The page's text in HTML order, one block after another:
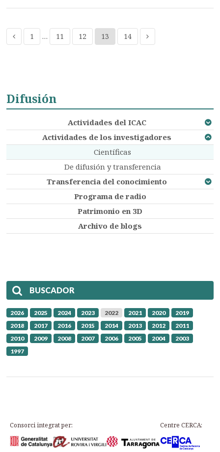
1 … 11 12 13 14
Difusión
Actividades del ICAC
Actividades de los investigadores
Científicas
De difusión y transferencia
Transferencia del conocimiento
Programa de radio
Patrimonio en 3D
Archivo de blogs
BUSCADOR
2026 2025 2024 2023 2022 2021 2020
2019
2018
2017 2016 2015 2014 2013 2012
2011
2010
2009 2008 2007 2006 2005 2004
2003
1997
Consorci integrat per: Centre CERCA: